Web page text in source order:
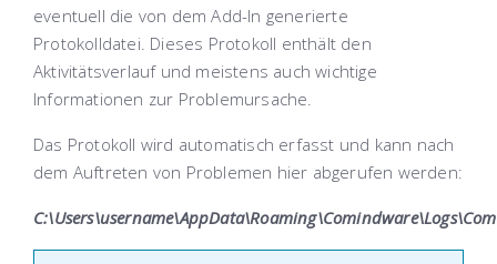
eventuell die von dem Add-In generierte
Protokolldatei. Dieses Protokoll enthält den
Aktivitätsverlauf und meistens auch wichtige
Informationen zur Problemursache.
Das Protokoll wird automatisch erfasst und kann nach
dem Auftreten von Problemen hier abgerufen werden: